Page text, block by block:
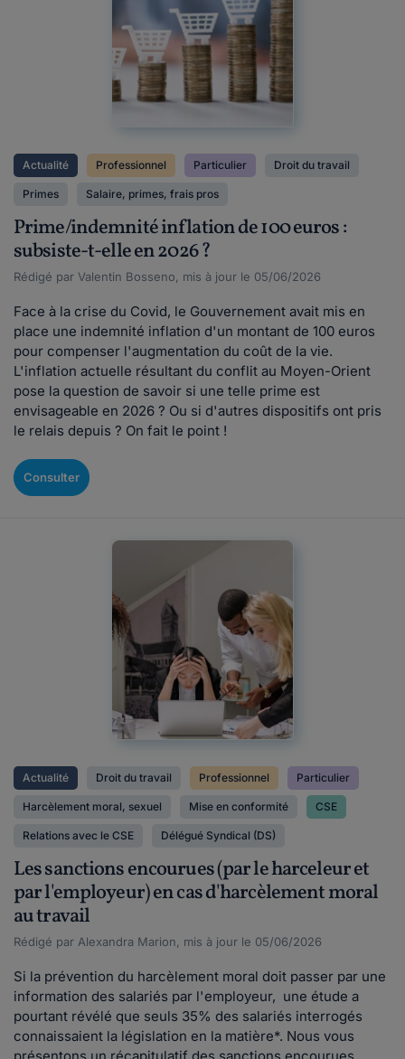
Actualité Professionnel Particulier Droit du travail
Primes Salaire, primes, frais pros
Prime/indemnité inflation de 100 euros :
subsiste-t-elle en 2026 ?
Rédigé par Valentin Bosseno, mis à jour le 05/06/2026
Face à la crise du Covid, le Gouvernement avait mis en
place une indemnité inflation d'un montant de 100 euros
pour compenser l'augmentation du coût de la vie.
L'inflation actuelle résultant du conflit au Moyen-Orient
pose la question de savoir si une telle prime est
envisageable en 2026 ? Ou si d'autres dispositifs ont pris
le relais depuis ? On fait le point !
Consulter
Actualité Droit du travail Professionnel Particulier
Harcèlement moral, sexuel Mise en conformité CSE
Relations avec le CSE Délégué Syndical (DS)
Les sanctions encourues (par le harceleur et
par l'employeur) en cas d'harcèlement moral
au travail
Rédigé par Alexandra Marion, mis à jour le 05/06/2026
Si la prévention du harcèlement moral doit passer par une
information des salariés par l'employeur, une étude a
pourtant révélé que seuls 35% des salariés interrogés
connaissaient la législation en la matière*. Nous vous